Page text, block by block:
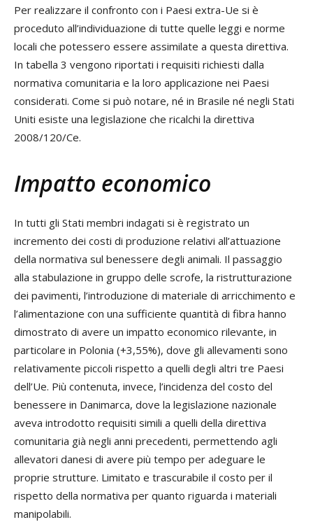
Per realizzare il confronto con i Paesi extra-Ue si è
proceduto all’individuazione di tutte quelle leggi e norme
locali che potessero essere assimilate a questa direttiva.
In tabella 3 vengono riportati i requisiti richiesti dalla
normativa comunitaria e la loro applicazione nei Paesi
considerati. Come si può notare, né in Brasile né negli Stati
Uniti esiste una legislazione che ricalchi la direttiva
2008/120/Ce.
Impatto economico
In tutti gli Stati membri indagati si è registrato un
incremento dei costi di produzione relativi all’attuazione
della normativa sul benessere degli animali. Il passaggio
alla stabulazione in gruppo delle scrofe, la ristrutturazione
dei pavimenti, l’introduzione di materiale di arricchimento e
l’alimentazione con una sufficiente quantità di fibra hanno
dimostrato di avere un impatto economico rilevante, in
particolare in Polonia (+3,55%), dove gli allevamenti sono
relativamente piccoli rispetto a quelli degli altri tre Paesi
dell’Ue. Più contenuta, invece, l’incidenza del costo del
benessere in Danimarca, dove la legislazione nazionale
aveva introdotto requisiti simili a quelli della direttiva
comunitaria già negli anni precedenti, permettendo agli
allevatori danesi di avere più tempo per adeguare le
proprie strutture. Limitato e trascurabile il costo per il
rispetto della normativa per quanto riguarda i materiali
manipolabili.